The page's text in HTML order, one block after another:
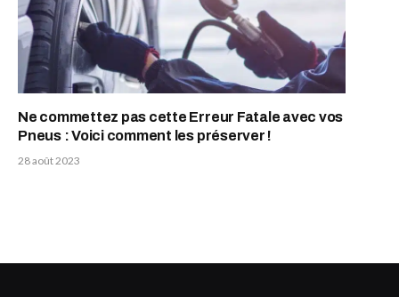
Ne commettez pas cette Erreur Fatale avec vos
Pneus : Voici comment les préserver !
28 août 2023